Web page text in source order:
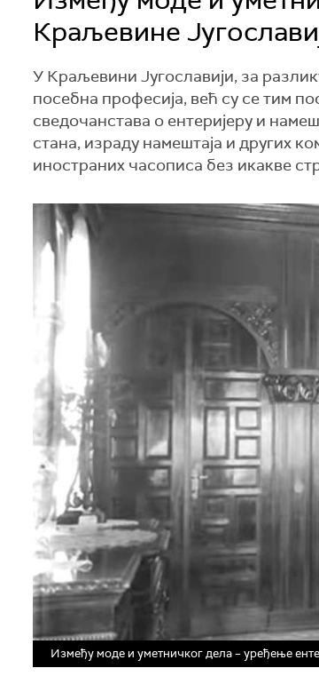
Краљевине
У Краљевини Југославији, за
посебна професија, већ су се тим
сведочанстава о ентеријеру и
стана, израду намештаја и других
иностраних часописа без икакве
Између моде и уметничког дела – уређење